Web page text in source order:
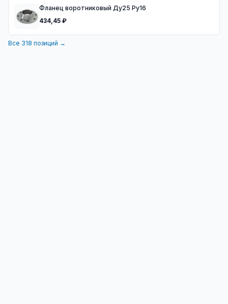
Фланец воротниковый Ду25 Ру16
434,45 ₽
Все 318 позиций →